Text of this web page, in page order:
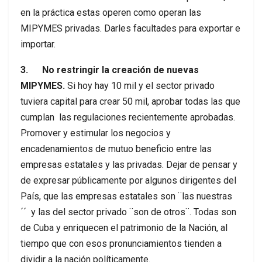
en la práctica estas operen como operan las
MIPYMES privadas. Darles facultades para exportar e
importar.
3. No restringir la creación de nuevas
MIPYMES. Si hoy hay 10 mil y el sector privado
tuviera capital para crear 50 mil, aprobar todas las que
cumplan las regulaciones recientemente aprobadas.
Promover y estimular los negocios y
encadenamientos de mutuo beneficio entre las
empresas estatales y las privadas. Dejar de pensar y
de expresar públicamente por algunos dirigentes del
País, que las empresas estatales son ¨las nuestras
´´ y las del sector privado ¨son de otros¨. Todas son
de Cuba y enriquecen el patrimonio de la Nación, al
tiempo que con esos pronunciamientos tienden a
dividir a la nación políticamente.